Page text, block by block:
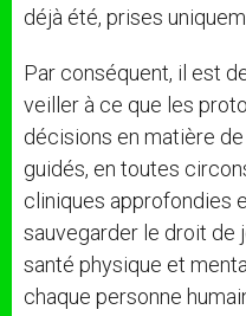
déjà été, prises
Par conséquent, il est
veiller à ce que les
décisions en matière
guidés, en toutes
cliniques approfondies
sauvegarder le droit de
santé physique et
chaque personne